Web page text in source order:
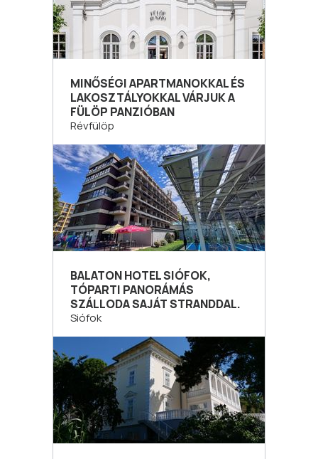
MINŐSÉGI APARTMANOKKAL ÉS
LAKOSZTÁLYOKKAL VÁRJUK A
FÜLÖP PANZIÓBAN
Révfülöp
BALATON HOTEL SIÓFOK,
TÓPARTI PANORÁMÁS
SZÁLLODA SAJÁT STRANDDAL.
Siófok